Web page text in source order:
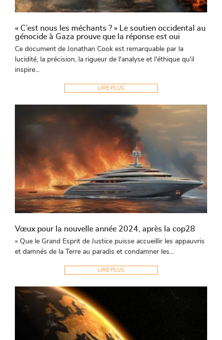
« C’est nous les méchants ? » Le soutien occidental au
génocide à Gaza prouve que la réponse est oui
Ce document de Jonathan Cook est remarquable par la
lucidité, la précision, la rigueur de l'analyse et l'éthique qu'il
inspire...
LIRE PLUS
Vœux pour la nouvelle année 2024, après la cop28
« Que le Grand Esprit de Justice puisse accueillir les appauvris
et damnés de la Terre au paradis et condamner les...
LIRE PLUS